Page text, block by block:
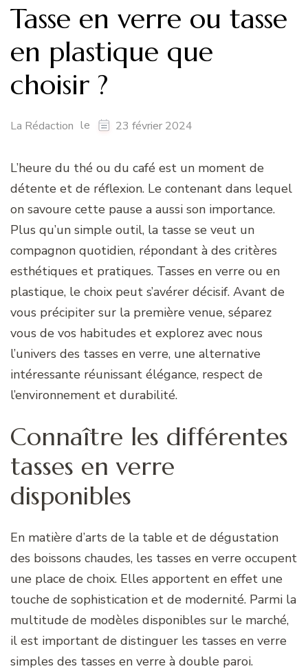
Tasse en verre ou tasse
en plastique que
choisir ?
La Rédaction le 23 février 2024
L’heure du thé ou du café est un moment de
détente et de réflexion. Le contenant dans lequel
on savoure cette pause a aussi son importance.
Plus qu’un simple outil, la tasse se veut un
compagnon quotidien, répondant à des critères
esthétiques et pratiques. Tasses en verre ou en
plastique, le choix peut s’avérer décisif. Avant de
vous précipiter sur la première venue, séparez
vous de vos habitudes et explorez avec nous
l’univers des tasses en verre, une alternative
intéressante réunissant élégance, respect de
l’environnement et durabilité.
Connaître les différentes
tasses en verre
disponibles
En matière d’arts de la table et de dégustation
des boissons chaudes, les tasses en verre occupent
une place de choix. Elles apportent en effet une
touche de sophistication et de modernité. Parmi la
multitude de modèles disponibles sur le marché,
il est important de distinguer les tasses en verre
simples des tasses en verre à double paroi.